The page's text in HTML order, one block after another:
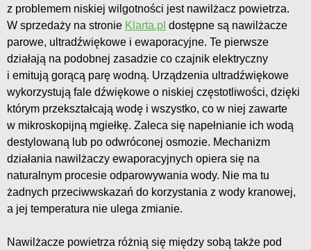
z problemem niskiej wilgotności jest nawilżacz powietrza.
W sprzedaży na stronie Klarta.pl dostępne są nawilżacze
parowe, ultradźwiękowe i ewaporacyjne. Te pierwsze
działają na podobnej zasadzie co czajnik elektryczny
i emitują gorącą parę wodną. Urządzenia ultradźwiękowe
wykorzystują fale dźwiękowe o niskiej częstotliwości, dzięki
którym przekształcają wodę i wszystko, co w niej zawarte
w mikroskopijną mgiełkę. Zaleca się napełnianie ich wodą
destylowaną lub po odwróconej osmozie. Mechanizm
działania nawilżaczy ewaporacyjnych opiera się na
naturalnym procesie odparowywania wody. Nie ma tu
żadnych przeciwwskazań do korzystania z wody kranowej,
a jej temperatura nie ulega zmianie.
Nawilżacze powietrza różnią się między sobą także pod